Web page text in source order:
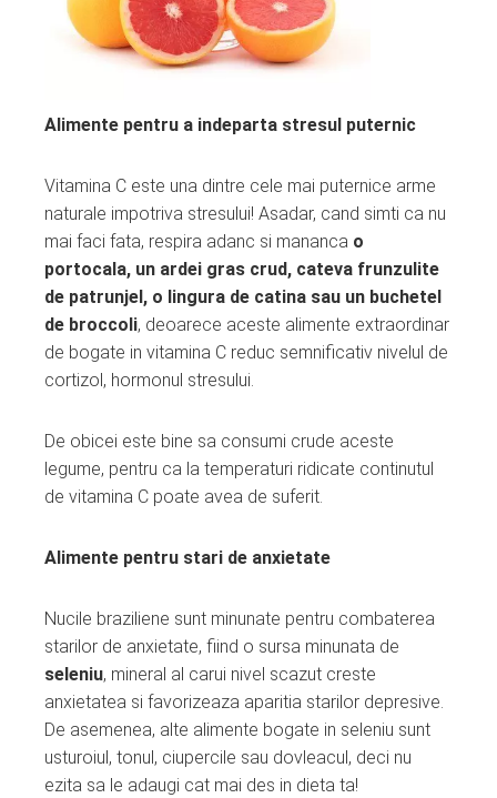
Alimente pentru a indeparta stresul puternic
Vitamina C este una dintre cele mai puternice arme
naturale impotriva stresului! Asadar, cand simti ca nu
mai faci fata, respira adanc si mananca o
portocala, un ardei gras crud, cateva frunzulite
de patrunjel, o lingura de catina sau un buchetel
de broccoli, deoarece aceste alimente extraordinar
de bogate in vitamina C reduc semnificativ nivelul de
cortizol, hormonul stresului.
De obicei este bine sa consumi crude aceste
legume, pentru ca la temperaturi ridicate continutul
de vitamina C poate avea de suferit.
Alimente pentru stari de anxietate
Nucile braziliene sunt minunate pentru combaterea
starilor de anxietate, fiind o sursa minunata de
seleniu, mineral al carui nivel scazut creste
anxietatea si favorizeaza aparitia starilor depresive.
De asemenea, alte alimente bogate in seleniu sunt
usturoiul, tonul, ciupercile sau dovleacul, deci nu
ezita sa le adaugi cat mai des in dieta ta!